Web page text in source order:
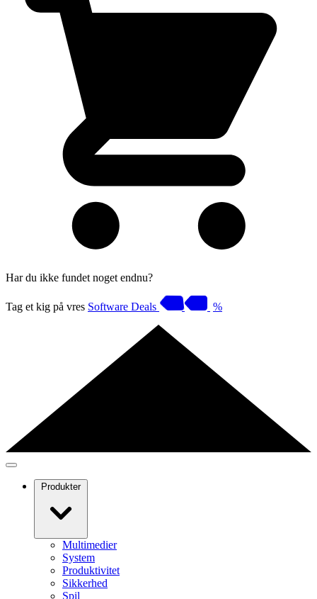
Har du ikke fundet noget endnu?
Tag et kig på vres Software Deals %
Produkter
Multimedier
System
Produktivitet
Sikkerhed
Spil